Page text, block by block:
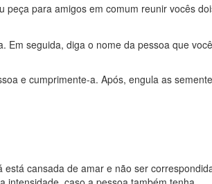
peça para amigos em comum reunir vocês
Em seguida, diga o nome da pessoa que você
e cumprimente-a. Após, engula as
cansada de amar e não ser